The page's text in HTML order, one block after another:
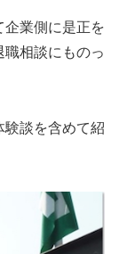
企業側に是正を
相談にものっ
験談を含めて紹